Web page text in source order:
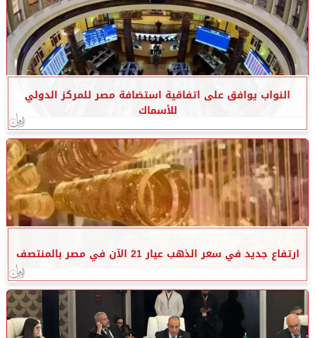
النواب يوافق على اتفاقية استضافة مصر للمركز الدولي
للأسماك
ارتفاع جديد في سعر الذهب عيار 21 الآن في مصر بالمنتصف